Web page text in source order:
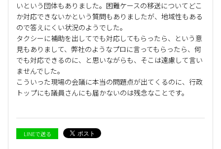
いという団体もありました。困難ケースの移送についてどこ
か対応できないかという質問もありましたが、地域性もある
ので答えにくい状況のようでした。
タクシーに補助を出してでも対応してもらったら、という意
見もありまして、弊社のようなプロに言ってもらったら、何
でも対応できるのに、と思いながらも、そこは遠慮して言い
ませんでした。
こういった現場の会議に本当の問題点が出てくるのに、行政
トップにも議員さんにも届かないのは残念なことです。
LINEで送る